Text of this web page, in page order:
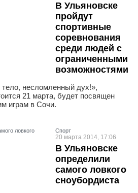
В Ульяновске
пройдут
спортивные
соревнования
среди людей с
ограниченными
возможностями
несломленный дух!»,
21 марта, будет посвящен
играм в Сочи.
Спорт
20 марта 2014, 17:06
В Ульяновске
определили
самого ловкого
сноубордиста